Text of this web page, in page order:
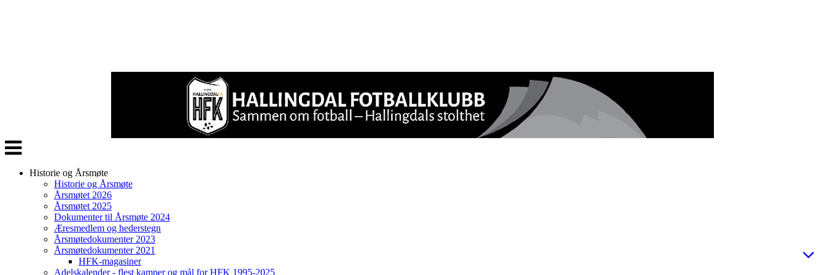
Veksle
navigasjon
Historie og Årsmøte
Historie og Årsmøte
Årsmøtet 2026
Årsmøtet 2025
Dokumenter til Årsmøte 2024
Æresmedlem og hederstegn
Årsmøtedokumenter 2023
Årsmøtedokumenter 2021
HFK-magasiner
Adelskalender - flest kamper og mål for HFK 1995-2025